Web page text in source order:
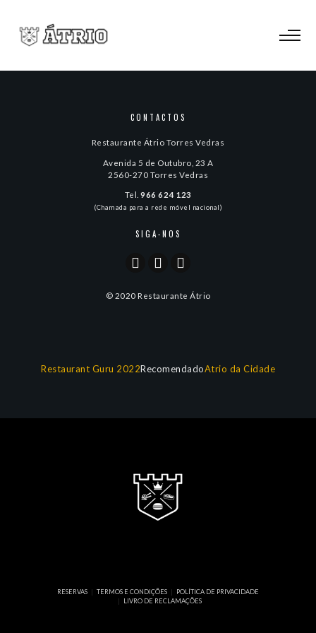
CONTACTOS
Restaurante Átrio Torres Vedras
Avenida 5 de Outubro, 23 A
2560-270 Torres Vedras
Tel. 966 624 123
(Chamada para a rede móvel nacional)
SIGA-NOS
© 2020 Restaurante Átrio
Restaurant Guru 2022RecomendadoAtrio da Cidade
RESERVAS TERMOS E CONDIÇÕES
POLÍTICA DE PRIVACIDADE
LIVRO DE RECLAMAÇÕES